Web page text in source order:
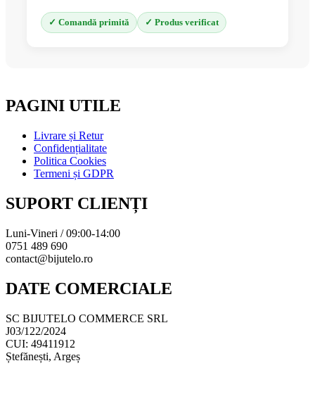
✓ Comandă primită ✓ Produs verificat
PAGINI UTILE
Livrare și Retur
Confidențialitate
Politica Cookies
Termeni și GDPR
SUPORT CLIENȚI
Luni-Vineri / 09:00-14:00
0751 489 690
contact@bijutelo.ro
DATE COMERCIALE
SC BIJUTELO COMMERCE SRL
J03/122/2024
CUI: 49411912
Ștefănești, Argeș